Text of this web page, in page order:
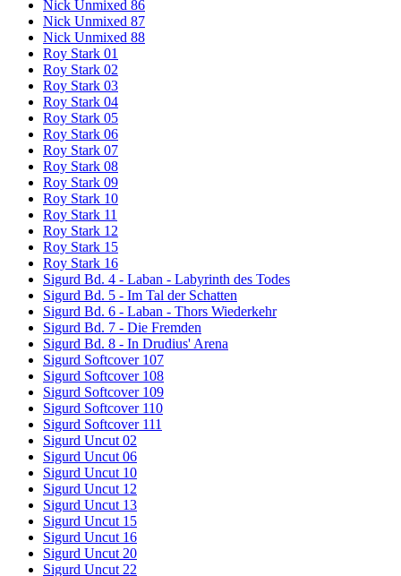
Nick Unmixed 86
Nick Unmixed 87
Nick Unmixed 88
Roy Stark 01
Roy Stark 02
Roy Stark 03
Roy Stark 04
Roy Stark 05
Roy Stark 06
Roy Stark 07
Roy Stark 08
Roy Stark 09
Roy Stark 10
Roy Stark 11
Roy Stark 12
Roy Stark 15
Roy Stark 16
Sigurd Bd. 4 - Laban - Labyrinth des Todes
Sigurd Bd. 5 - Im Tal der Schatten
Sigurd Bd. 6 - Laban - Thors Wiederkehr
Sigurd Bd. 7 - Die Fremden
Sigurd Bd. 8 - In Drudius' Arena
Sigurd Softcover 107
Sigurd Softcover 108
Sigurd Softcover 109
Sigurd Softcover 110
Sigurd Softcover 111
Sigurd Uncut 02
Sigurd Uncut 06
Sigurd Uncut 10
Sigurd Uncut 12
Sigurd Uncut 13
Sigurd Uncut 15
Sigurd Uncut 16
Sigurd Uncut 20
Sigurd Uncut 22